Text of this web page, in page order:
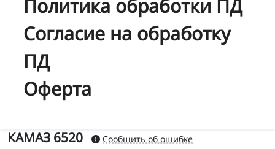
Политика обработки ПД
Согласие на обработку
ПД
Оферта
КАМАЗ 6520 Сообщить об ошибке